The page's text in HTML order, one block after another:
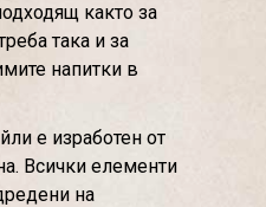
както за
така и за
напитки в
е изработен от
Всички елементи
на